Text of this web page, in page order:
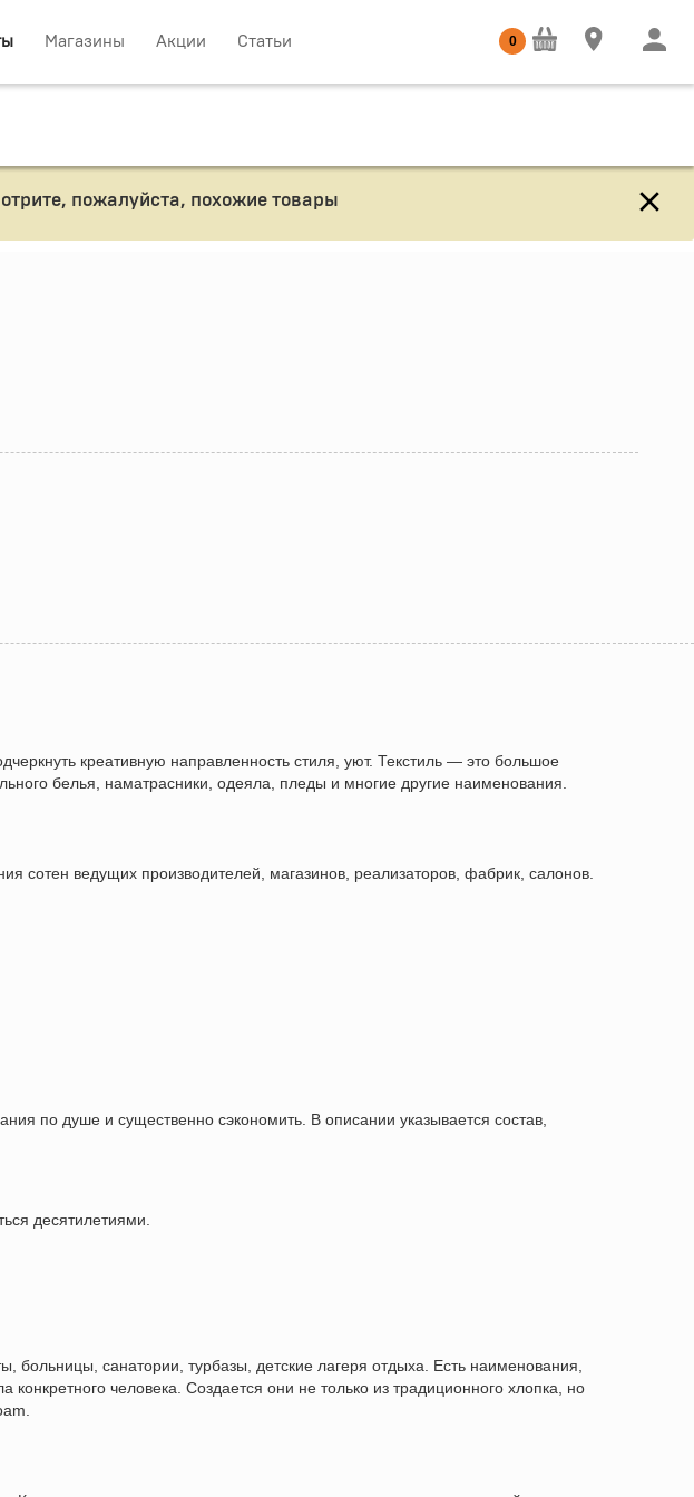
Магазины Акции Статьи 0
пожалуйста, похожие товары
креативную направленность стиля, уют. Текстиль — это большое
белья, наматрасники, одеяла, пледы и многие другие наименования.
сотен ведущих производителей, магазинов, реализаторов, фабрик, салонов.
по душе и существенно сэкономить. В описании указывается состав,
десятилетиями.
больницы, санатории, турбазы, детские лагеря отдыха. Есть наименования,
человека. Создается они не только из традиционного хлопка, но